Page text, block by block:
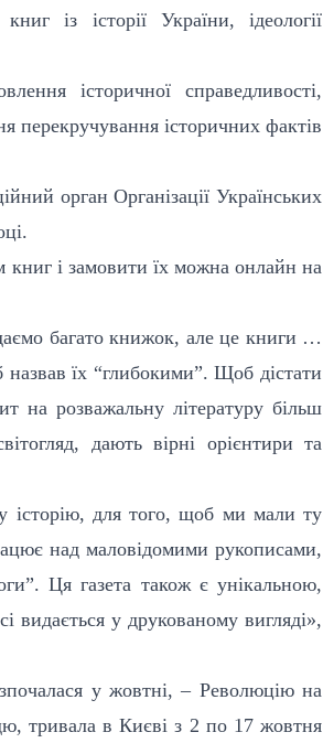
із історії України, ідеології
історичної справедливості,
перекручування історичних фактів
орган Організації Українських
книг і замовити їх можна онлайн на
багато книжок, але це книги …
їх “глибокими”. Щоб дістати
на розважальну літературу більш
дають вірні орієнтири та
історію, для того, щоб ми мали ту
над маловідомими рукописами,
Ця газета також є унікальною,
видається у друкованому вигляді»,
у жовтні, – Революцію на
тривала в Києві з 2 по 17 жовтня